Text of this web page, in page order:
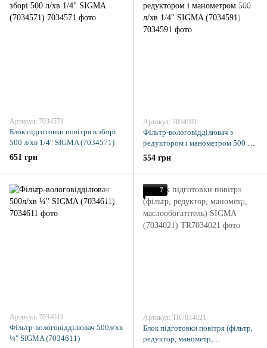
Артикул: 7034571
Блок підготовки повітря в зборі
500 л/хв 1/4" SIGMA (7034571)
651 грн
Артикул: 7034591
Фільтр-вологовідділювач з
редуктором і манометром 500 л/
хв 1/4" SIGMA (7034591)
554 грн
Артикул: 7034611
Фільтр-вологовідділювач 500л/хв
¼" SIGMA (7034611)
7
Артикул: TR7034021
Блок підготовки повітря (фільтр,
редуктор, манометр,